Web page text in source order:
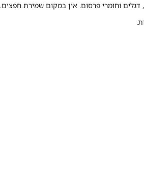
וחומרי פרסום. אין במקום שמירת חפצים.